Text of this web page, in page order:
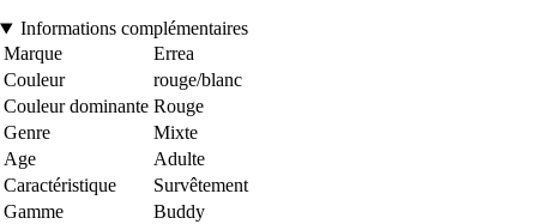
Informations complémentaires
Marque
Errea
Couleur
rouge/blanc
Couleur dominante Rouge
Genre
Mixte
Age
Adulte
Caractéristique
Survêtement
Gamme
Buddy